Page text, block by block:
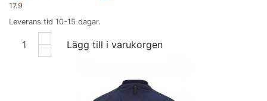
17.9
Leverans tid 10-15 dagar.
Lägg till i varukorgen